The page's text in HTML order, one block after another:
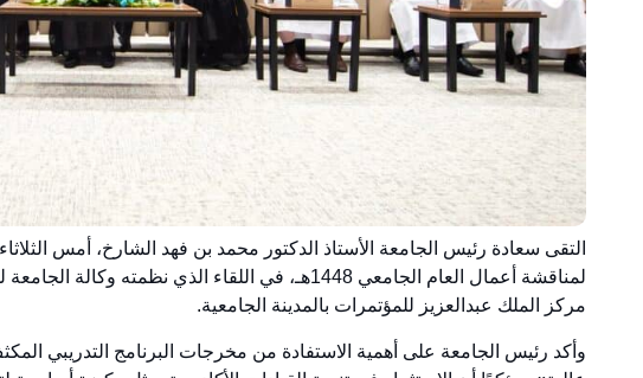
لمناقشة أعمال العام الجامعي 1448هـ، في اللقاء الذي
مركز الملك عبدالعزيز للمؤتمرات بالمدينة الجامعية.
وأكد رئيس الجامعة على أهمية الاستفادة من مخرجات البرنامج التدريبي المكثف